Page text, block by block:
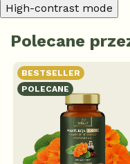
High-contrast mode
Polecane
BESTSELLER
POLECANE